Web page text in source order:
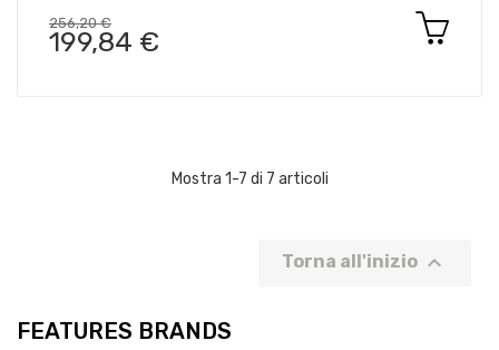
256,20 €
199,84 €
Mostra 1-7 di 7 articoli
Torna all'inizio 
FEATURES BRANDS